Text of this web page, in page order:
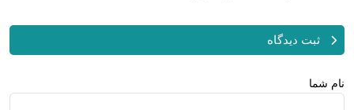
ثبت دیدگاه
نام شما